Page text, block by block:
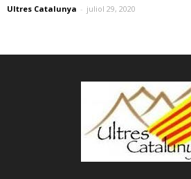
Ultres Catalunya - juliol 29, 2020